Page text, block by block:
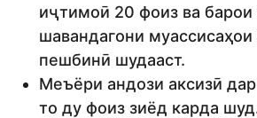
иҷтимоӣ 20 фоиз ва барои
шавандагони
пешбинӣ шудааст.
Меъёри андози аксизӣ
то ду фоиз зиёд карда